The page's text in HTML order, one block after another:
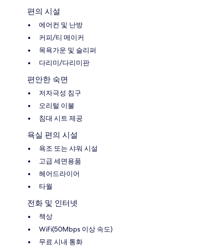
편의 시설
에어컨 및 난방
커피/티 메이커
목욕가운 및 슬리퍼
다리미/다리미판
편안한 숙면
저자극성 침구
오리털 이불
침대 시트 제공
욕실 편의 시설
욕조 또는 샤워 시설
고급 세면용품
헤어드라이어
타월
전화 및 인터넷
책상
WiFi(50Mbps 이상 속도)
무료 시내 통화